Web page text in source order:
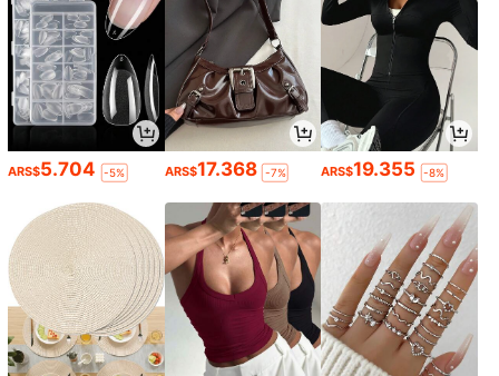
ARS$5.704 -5% ARS$17.368 -7% ARS$19.355 -8%